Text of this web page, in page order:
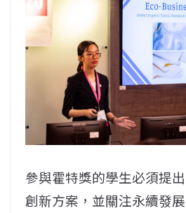
參與霍特獎的學生必須提
創新方案，並關注永續發